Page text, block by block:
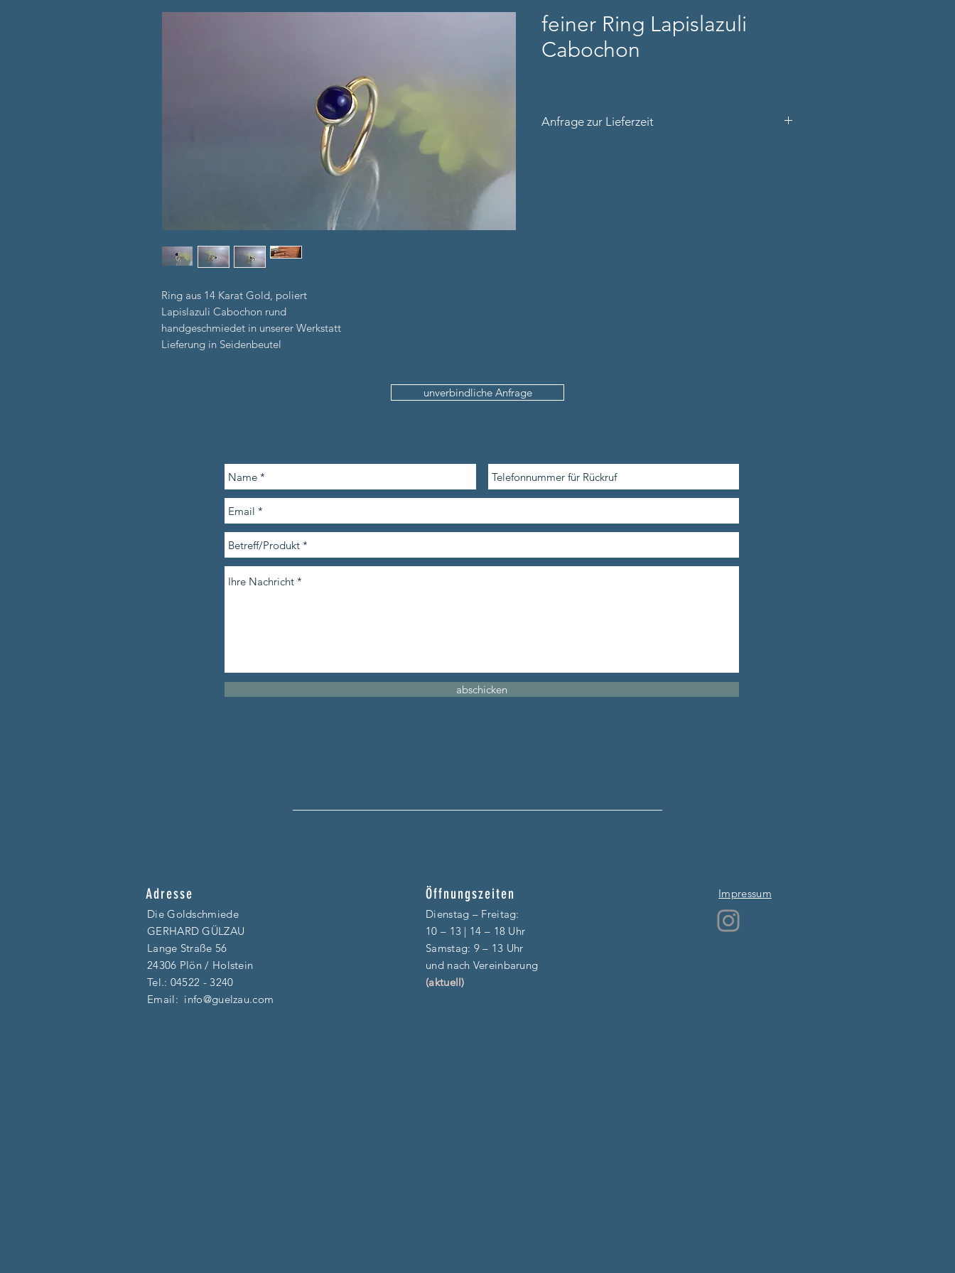
Ring aus 14 Karat Gold, poliert
Lapislazuli Cabochon rund
handgeschmiedet in unserer Werkstatt
Lieferung in Seidenbeutel
feiner Ring Lapislazuli
Cabochon
Anfrage zur Lieferzeit
unverbindliche Anfrage
abschicken
Adresse
Die Goldschmiede
GERHARD GÜLZAU
Lange Straße 56
24306 Plön / Holstein
Tel.: 04522 - 3240
Email: info@guelzau.com
Öffnungszeiten
Dienstag – Freitag:
10 – 13 | 14 – 18 Uhr
​​Samstag: 9 – 13 Uhr
und nach Vereinbarung
(aktuell)
Impressum